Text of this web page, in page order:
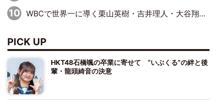
WBCで世界一に導く栗山英樹・吉井理人・大谷翔平に学ぶ“マネジメント術”
PICK UP
HKT48石橋颯の卒業に寄せて “いぶくる”の絆と後
輩・龍頭綺音の決意